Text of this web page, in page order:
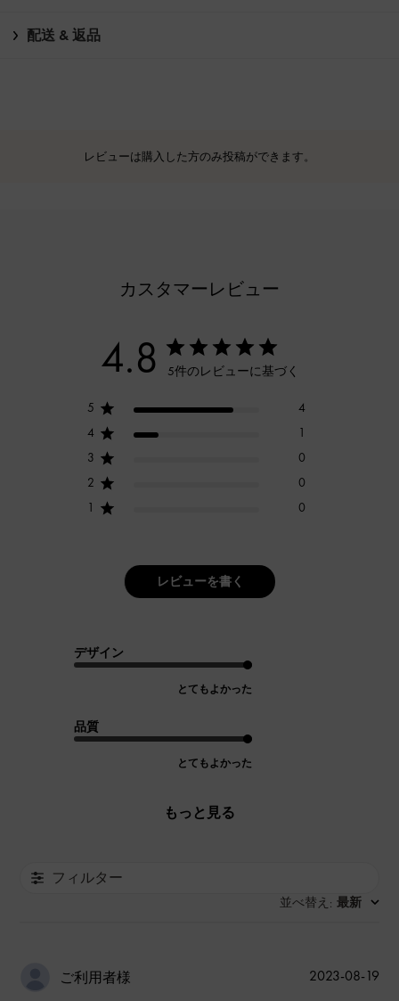
配送 & 返品
レビューは購入した方のみ投稿ができます。
カスタマーレビュー
4.8 5件のレビューに基づく
5
4
4
1
3
0
2
0
1
0
レビューを書く
デザイン
とてもよかった
品質
とてもよかった
もっと見る
フィルター
並べ替え : 最新
ご利用者様
公
2023-08-19